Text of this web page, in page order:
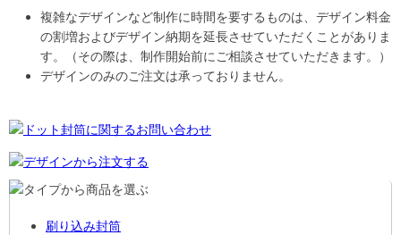
複雑なデザインなど制作に時間を要するものは、デザイン料金
の割増およびデザイン納期を延長させていただくことがありま
す。（その際は、制作開始前にご相談させていただきます。）
デザインのみのご注文は承っておりません。
刷り込み封筒